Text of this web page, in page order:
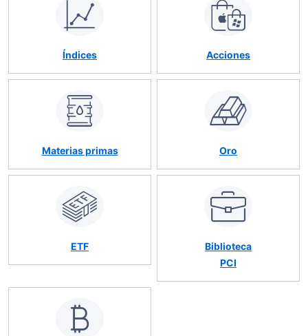
Índices Acciones
Materias primas Oro
ETF
Biblioteca
PCI